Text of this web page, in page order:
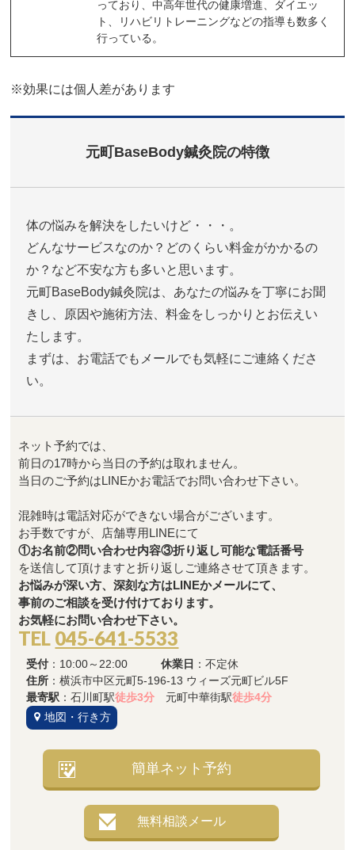
っており、中高年世代の健康増進、ダイエッ
ト、リハビリトレーニングなどの指導も数多く
行っている。
※効果には個人差があります
元町BaseBody鍼灸院の特徴
体の悩みを解決をしたいけど・・・。
どんなサービスなのか？どのくらい料金がかかるの
か？など不安な方も多いと思います。
元町BaseBody鍼灸院は、あなたの悩みを丁寧にお聞
きし、原因や施術方法、料金をしっかりとお伝えい
たします。
まずは、お電話でもメールでも気軽にご連絡くださ
い。
ネット予約では、
前日の17時から当日の予約は取れません。
当日のご予約はLINEかお電話でお問い合わせ下さい。
混雑時は電話対応ができない場合がございます。
お手数ですが、店舗専用LINEにて
①お名前②問い合わせ内容③折り返し可能な電話番号
を送信して頂けますと折り返しご連絡させて頂きます。
お悩みが深い方、深刻な方はLINEかメールにて、
事前のご相談を受け付けております。
お気軽にお問い合わせ下さい。
TEL 045-641-5533
受付 ：10:00～22:00休業日 ：不定休
住所 ：横浜市中区元町5-196-13 ウィーズ元町ビル5F
最寄駅 ：石川町駅徒歩3分 元町中華街駅徒歩4分
地図・行き方
簡単ネット予約
無料相談メール